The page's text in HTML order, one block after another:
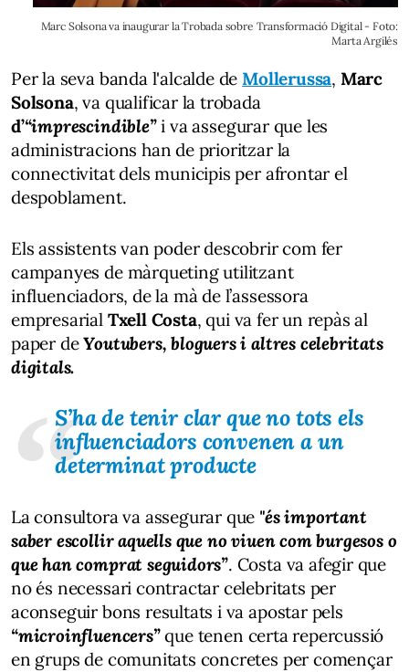
Marc Solsona va inaugurar la Trobada sobre Transformació Digital - Foto:
Marta Argilés
Per la seva banda l'alcalde de Mollerussa, Marc
Solsona, va qualificar la trobada
d’“imprescindible”i va assegurar que les
administracions han de prioritzar la
connectivitat dels municipis per afrontar el
despoblament.
Els assistents van poder descobrir com fer
campanyes de màrqueting utilitzant
influenciadors, de la mà de l’assessora
empresarial Txell Costa, qui va fer un repàs al
paper deYoutubers, bloguers i altres celebritats
digitals.
S’ha de tenir clar que no tots els
influenciadors convenen a un
determinat producte
La consultora va assegurar que "és important
saber escollir aquells que no viuen com burgesos o
que han comprat seguidors”. Costa va afegir que
no és necessari contractar celebritats per
aconseguir bons resultats i va apostar pels
“microinfluencers”que tenen certa repercussió
en grups de comunitats concretes per començar